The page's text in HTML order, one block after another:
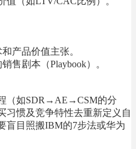
产品价值主张。
售剧本（Playbook）。
（如SDR→AE→CSM的分
习惯及竞争特性去重新定义自
盲目照搬IBM的7步法或华为